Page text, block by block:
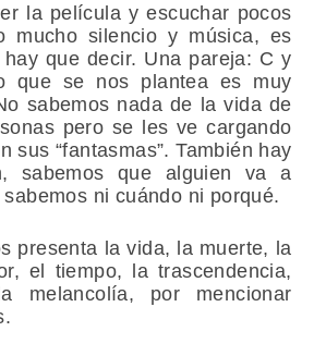
la película y escuchar pocos
mucho silencio y música, es
que decir. Una pareja: C y
que se nos plantea es muy
sabemos nada de la vida de
pero se les ve cargando
sus “fantasmas”. También hay
sabemos que alguien va a
ni cuándo ni porqué.
presenta la vida, la muerte, la
el tiempo, la trascendencia,
melancolía, por mencionar